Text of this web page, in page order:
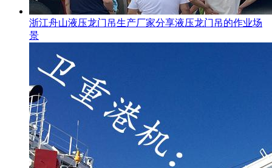
浙江舟山液压龙门吊生产厂家分享液压龙门吊的作业场
景